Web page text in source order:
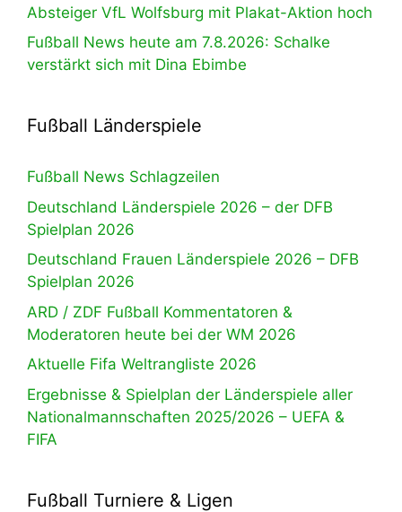
Absteiger VfL Wolfsburg mit Plakat-Aktion hoch
Fußball News heute am 7.8.2026: Schalke
verstärkt sich mit Dina Ebimbe
Fußball Länderspiele
Fußball News Schlagzeilen
Deutschland Länderspiele 2026 – der DFB
Spielplan 2026
Deutschland Frauen Länderspiele 2026 – DFB
Spielplan 2026
ARD / ZDF Fußball Kommentatoren &
Moderatoren heute bei der WM 2026
Aktuelle Fifa Weltrangliste 2026
Ergebnisse & Spielplan der Länderspiele aller
Nationalmannschaften 2025/2026 – UEFA &
FIFA
Fußball Turniere & Ligen